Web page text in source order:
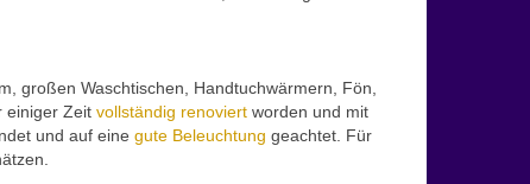
großen Waschtischen, Handtuchwärmern, Fön,
einiger Zeit vollständig renoviertworden und mit
und auf eine gute Beleuchtung geachtet. Für